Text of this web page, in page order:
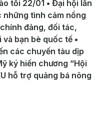
tối 22/01 • Đại hội lần
tình cảm nồng
đảng, đối tác,
bạn bè quốc tế •
các chuyến tàu dịp
ký hiến chương “Hội
hỗ trợ quảng bá nông